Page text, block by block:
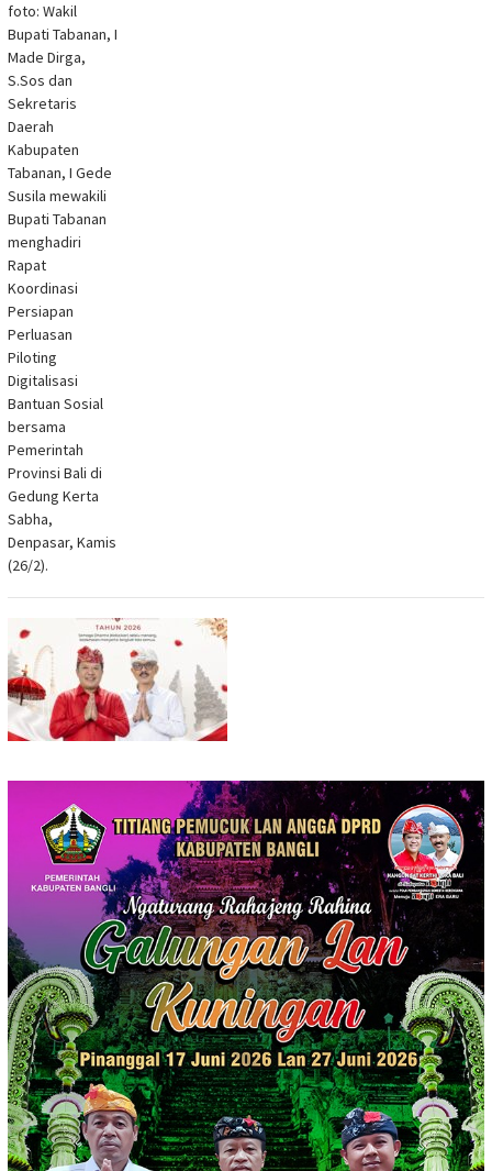
foto: Wakil
Bupati Tabanan, I
Made Dirga,
S.Sos dan
Sekretaris
Daerah
Kabupaten
Tabanan, I Gede
Susila mewakili
Bupati Tabanan
menghadiri
Rapat
Koordinasi
Persiapan
Perluasan
Piloting
Digitalisasi
Bantuan Sosial
bersama
Pemerintah
Provinsi Bali di
Gedung Kerta
Sabha,
Denpasar, Kamis
(26/2).